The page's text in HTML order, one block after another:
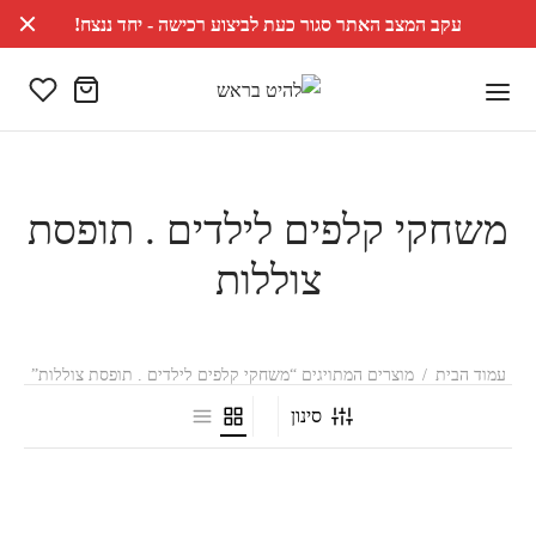
עקב המצב האתר סגור כעת לביצוע רכישה - יחד ננצח!
משחקי קלפים לילדים . תופסת
צוללות
עמוד הבית / מוצרים המתויגים “משחקי קלפים לילדים . תופסת צוללות”
סינון